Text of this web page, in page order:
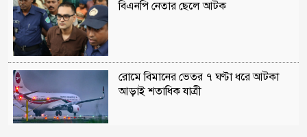
বিএনপি নেতার ছেলে আটক
রোমে বিমানের ভেতর ৭ ঘণ্টা ধরে আটকা
আড়াই শতাধিক যাত্রী